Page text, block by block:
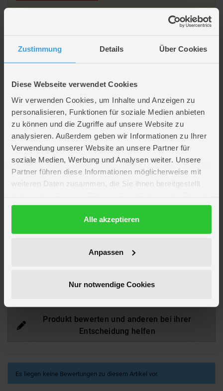
Zustimmung Details Über Cookies
Diese Webseite verwendet Cookies
Wir verwenden Cookies, um Inhalte und Anzeigen zu
personalisieren, Funktionen für soziale Medien anbieten
zu können und die Zugriffe auf unsere Website zu
analysieren. Außerdem geben wir Informationen zu Ihrer
Verwendung unserer Website an unsere Partner für
soziale Medien, Werbung und Analysen weiter. Unsere
Partner führen diese Informationen möglicherweise mit
weiteren Daten zusammen, die Sie ihnen bereitgestellt
gesammelt haben.
DatenschutzerklärungAlle akzeptieren
Anpassen
Nur notwendige Cookies
Vogel stehend - bunt - ca. 33 x 13 x 41 cm
Artikelmerkmale
Farbe
multicolor
Material
Metall
Verpackungsmaße
Länge ca. 36,5 cm
Breite ca. 14 cm
Marke
Mica Living
MICA Living
Produkt bewerten und anderen bei ihrer
Entscheidung helfen
Es liegen keine Bewertungen zu diesem Artikel vor.